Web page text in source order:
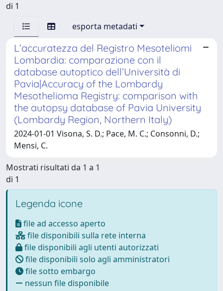
di 1
esporta metadati
L’accuratezza del Registro Mesoteliomi
Lombardia: comparazione con il
database autoptico dell’Università di
Pavia|Accuracy of the Lombardy
Mesothelioma Registry: comparison with
the autopsy database of Pavia University
(Lombardy Region, Northern Italy)
2024-01-01 Visona, S. D.; Pace, M. C.; Consonni, D.;
Mensi, C.
Mostrati risultati da 1 a 1
di 1
Legenda icone
file ad accesso aperto
file disponibili sulla rete interna
file disponibili agli utenti autorizzati
file disponibili solo agli amministratori
file sotto embargo
nessun file disponibile